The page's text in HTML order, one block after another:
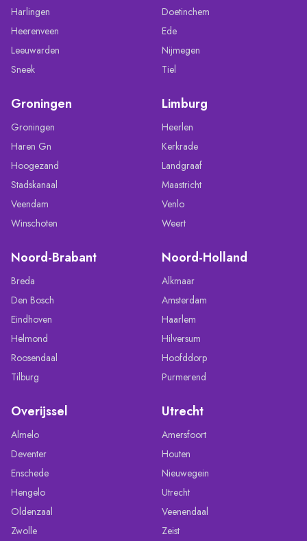
Harlingen
Heerenveen
Leeuwarden
Sneek
Doetinchem
Ede
Nijmegen
Tiel
Groningen
Groningen
Haren Gn
Hoogezand
Stadskanaal
Veendam
Winschoten
Limburg
Heerlen
Kerkrade
Landgraaf
Maastricht
Venlo
Weert
Noord-Brabant
Breda
Den Bosch
Eindhoven
Helmond
Roosendaal
Tilburg
Noord-Holland
Alkmaar
Amsterdam
Haarlem
Hilversum
Hoofddorp
Purmerend
Overijssel
Almelo
Deventer
Enschede
Hengelo
Oldenzaal
Zwolle
Utrecht
Amersfoort
Houten
Nieuwegein
Utrecht
Veenendaal
Zeist